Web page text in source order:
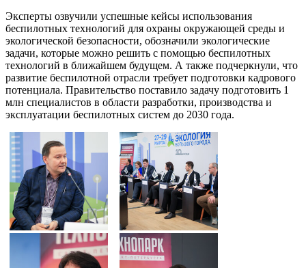
Эксперты озвучили успешные кейсы использования
беспилотных технологий для охраны окружающей среды и
экологической безопасности, обозначили экологические
задачи, которые можно решить с помощью беспилотных
технологий в ближайшем будущем. А также подчеркнули, что
развитие беспилотной отрасли требует подготовки кадрового
потенциала. Правительство поставило задачу подготовить 1
млн специалистов в области разработки, производства и
эксплуатации беспилотных систем до 2030 года.